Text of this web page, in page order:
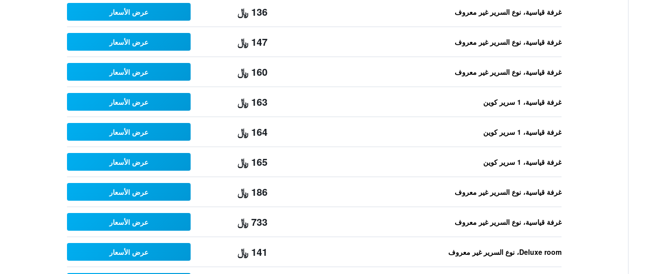
غرفة قياسية، نوع السرير غير معروف 136 ﷼ عرض الأسعار
غرفة قياسية، نوع السرير غير معروف 147 ﷼ عرض الأسعار
غرفة قياسية، نوع السرير غير معروف 160 ﷼ عرض الأسعار
غرفة قياسية، 1 سرير كوين 163 ﷼ عرض الأسعار
غرفة قياسية، 1 سرير كوين 164 ﷼ عرض الأسعار
غرفة قياسية، 1 سرير كوين 165 ﷼ عرض الأسعار
غرفة قياسية، نوع السرير غير معروف 186 ﷼ عرض الأسعار
غرفة قياسية، نوع السرير غير معروف 733 ﷼ عرض الأسعار
Deluxe room، نوع السرير غير معروف 141 ﷼ عرض الأسعار